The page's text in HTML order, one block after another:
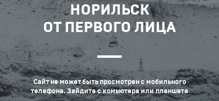
НОРИЛЬСК
ОТ ПЕРВОГО ЛИЦА
Сайт не может быть просмотрен с мобильного
телефона. Зайдите с комьютера или планшета